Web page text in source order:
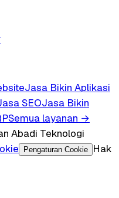
Jasa Bikin Aplikasi
SEOJasa Bikin
Semua layanan →
Abadi Teknologi
Pengaturan Cookie
Hak